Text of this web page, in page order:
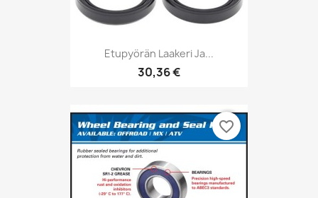
Etupyörän Laakeri Ja...
30,36 €
favorite_border